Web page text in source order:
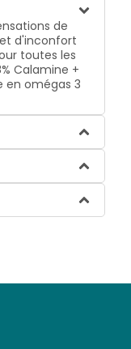
de
d'inconfort
toutes les
Calamine +
en omégas 3